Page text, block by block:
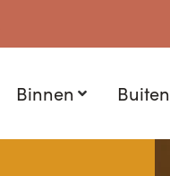
Binnen Buiten